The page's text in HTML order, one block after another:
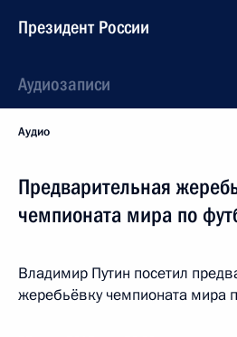
Президент России
Аудиозаписи
Аудио
Предварительная
чемпионата мира по
Владимир Путин посетил
жеребьёвку чемпионата мира